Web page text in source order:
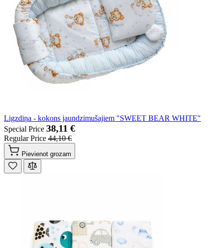
Ligzdiņa - kokons jaundzimušajiem "SWEET BEAR WHITE"
Special Price 38,11 €
Regular Price 44,10 €
Pievienot grozam